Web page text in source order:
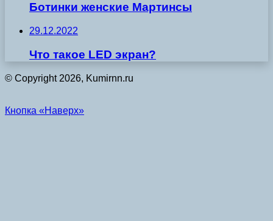
Ботинки женские Мартинсы
29.12.2022
Что такое LED экран?
© Copyright 2026, Kumirnn.ru
Кнопка «Наверх»